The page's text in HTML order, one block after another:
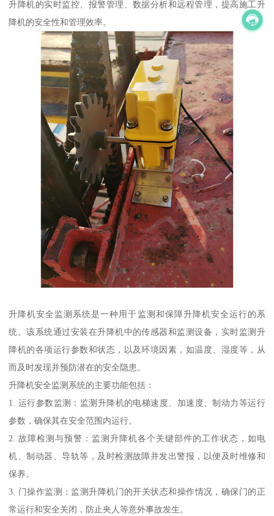
升降机的实时监控、报警管理、数据分析和远程管理，提高施工升
降机的安全性和管理效率。
升降机安全监测系统是一种用于监测和保障升降机安全运行的系
统。该系统通过安装在升降机中的传感器和监测设备，实时监测升
降机的各项运行参数和状态，以及环境因素，如温度、湿度等，从
而及时发现并预防潜在的安全隐患。
升降机安全监测系统的主要功能包括：
1. 运行参数监测：监测升降机的电梯速度、加速度、制动力等运行
参数，确保其在安全范围内运行。
2. 故障检测与预警：监测升降机各个关键部件的工作状态，如电
机、制动器、导轨等，及时检测故障并发出警报，以便及时维修和
保养。
3. 门操作监测：监测升降机门的开关状态和操作情况，确保门的正
常运行和安全关闭，防止夹人等意外事故发生。